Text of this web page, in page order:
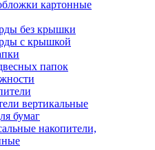
картонные
без крышки
с крышкой
папок
вертикальные
бумаг
накопители,